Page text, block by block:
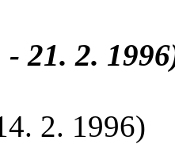
- 21. 2.
2. 1996)